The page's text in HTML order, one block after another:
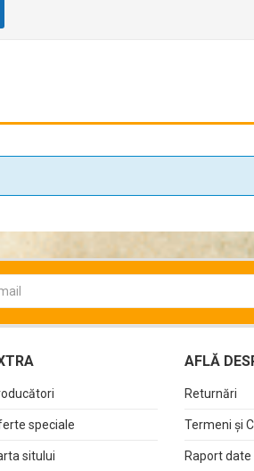
speciale
sitului
AFLĂ
Returnări
Termeni și
Raport